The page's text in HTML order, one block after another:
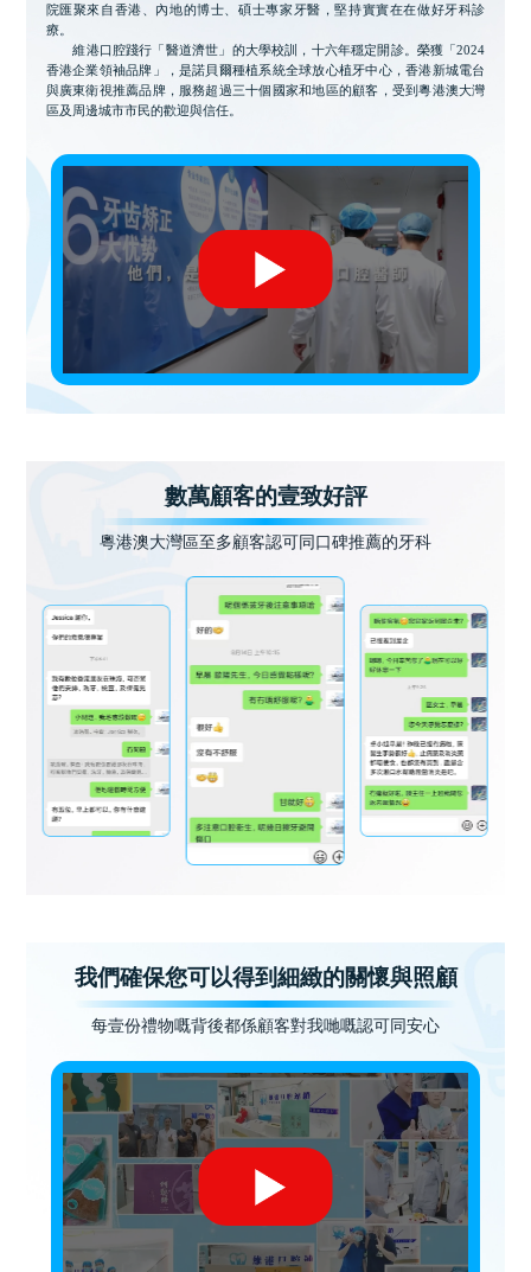
院匯聚來自香港、內地的博士、碩士專家牙醫，堅持實實在在做好牙科診
療。
維港口腔踐行「醫道濟世」的大學校訓，十六年穩定開診。榮獲「2024
香港企業領袖品牌」，是諾貝爾種植系統全球放心植牙中心，香港新城電台
與廣東衛視推薦品牌，服務超過三十個國家和地區的顧客，受到粵港澳大灣
區及周邊城市市民的歡迎與信任。
數萬顧客的壹致好評
粵港澳大灣區至多顧客認可同口碑推薦的牙科
我們確保您可以得到細緻的關懷與照顧
每壹份禮物嘅背後都係顧客對我哋嘅認可同安心